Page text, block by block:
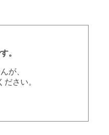
。
が、
さい。